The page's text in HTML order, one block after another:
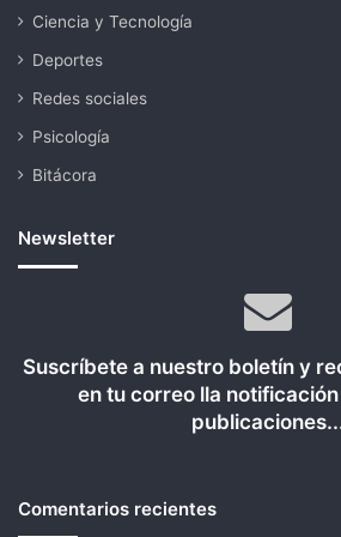
Ciencia y Tecnología
Deportes
Redes sociales
Psicología
Bitácora
Newsletter
Suscríbete a nuestro boletín y
en tu correo lla
Comentarios recientes